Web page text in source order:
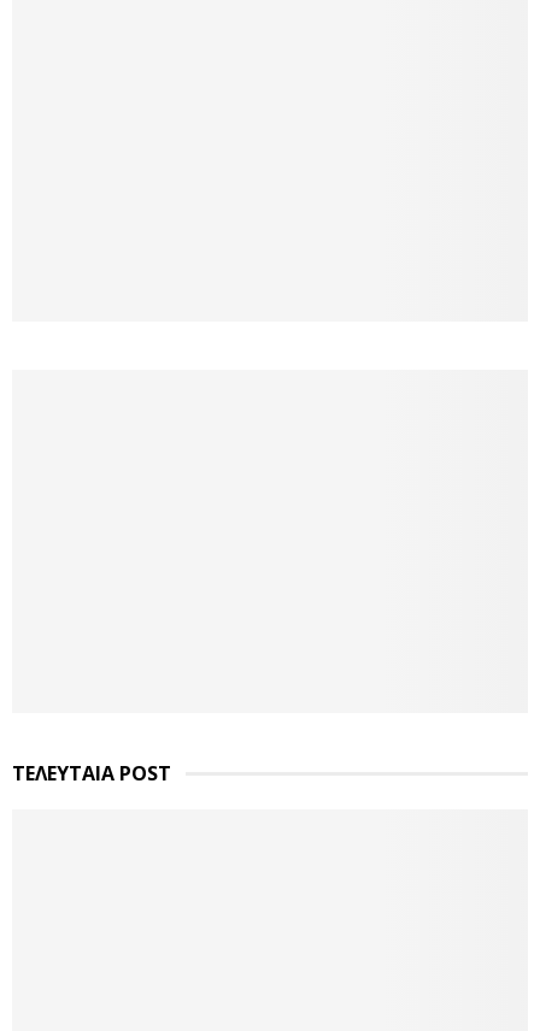
ΤΕΛΕΥΤΑΙΑ POST